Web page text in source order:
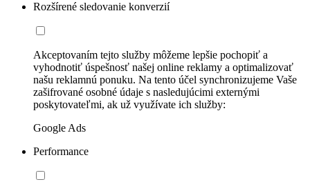
Rozšírené sledovanie konverzií
Akceptovaním tejto služby môžeme lepšie pochopiť a
vyhodnotiť úspešnosť našej online reklamy a optimalizovať
našu reklamnú ponuku. Na tento účel synchronizujeme Vaše
zašifrované osobné údaje s nasledujúcimi externými
poskytovateľmi, ak už využívate ich služby:
Google Ads
Performance